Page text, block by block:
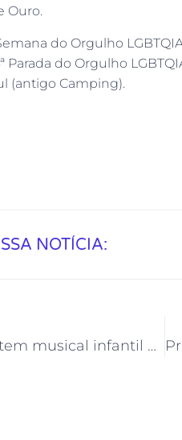
Ouro.
do Orgulho
Parada do Orgulho
(antigo Camping).
NOTÍCIA:
Final de semana tem musical infantil no Teatro Popular